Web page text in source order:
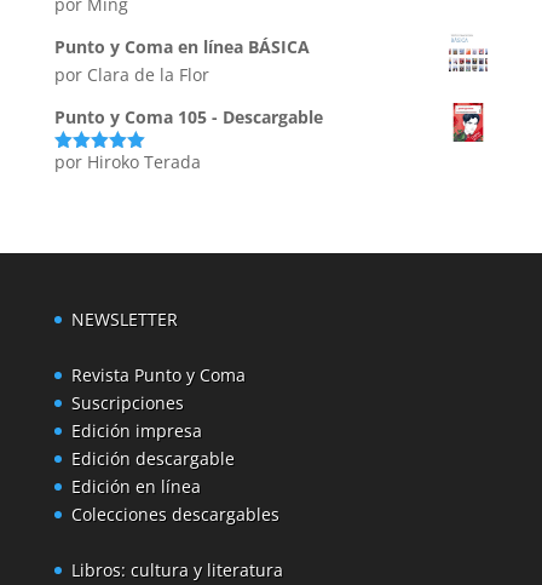
Valorado
5
Punto y Coma en línea BÁSICA
por Clara de la Flor
Punto y Coma 105 - Descargable
Valorado
por Hiroko Terada
NEWSLETTER
Revista Punto y Coma
Suscripciones
Edición impresa
Edición descargable
Edición en línea
Colecciones descargables
Libros: cultura y literatura